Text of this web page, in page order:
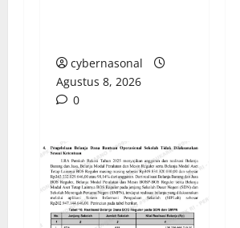
cybernasonal
Agustus 8, 2026
0